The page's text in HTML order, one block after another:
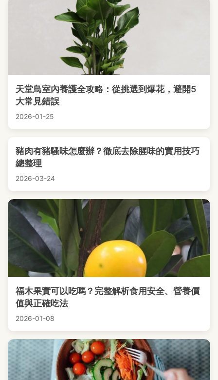
天堂鳥室內養護全攻略：從挑選到爆花，避開5
大常見錯誤
2026-01-25
豬肉有豬騷味怎麼辦？徹底去除腥味的實用技巧
總整理
2026-03-24
福木果實可以吃嗎？完整解析食用安全、營養價
值與正確吃法
2026-01-08